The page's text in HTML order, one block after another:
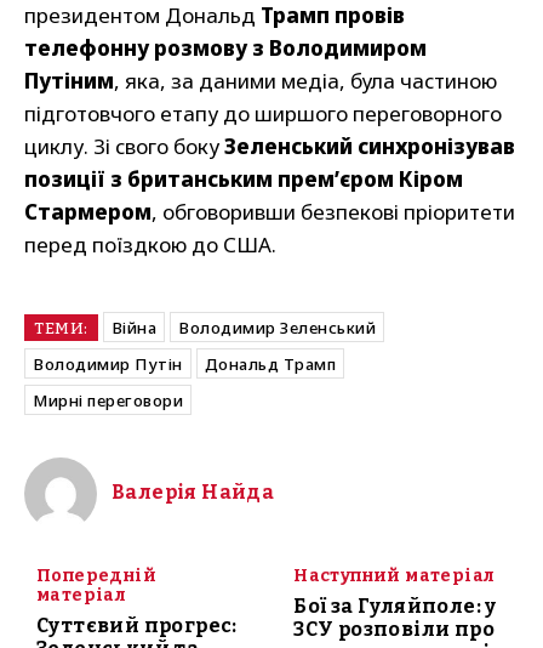
президентом Дональд Трамп провів
телефонну розмову з Володимиром
Путіним, яка, за даними медіа, була частиною
підготовчого етапу до ширшого переговорного
циклу. Зі свого бокуЗеленський синхронізував
позиції з британським прем’єром Кіром
Стармером, обговоривши безпекові пріоритети
перед поїздкою до США.
ТЕМИ: Війна
Володимир Зеленський
Володимир Путін
Дональд Трамп
Мирні переговори
Валерія Найда
Попередній
матеріал
Суттєвий прогрес:
Наступний матеріал
Бої за Гуляйполе: у
ЗСУ розповіли про